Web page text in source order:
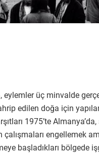
eylemler üç minvalde
edilen doğa için
1975’te
engellemek
başladıkları bölgede